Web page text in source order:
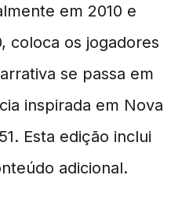
em 2010 e
coloca os jogadores
se passa em
inspirada em Nova
Esta edição inclui
adicional.